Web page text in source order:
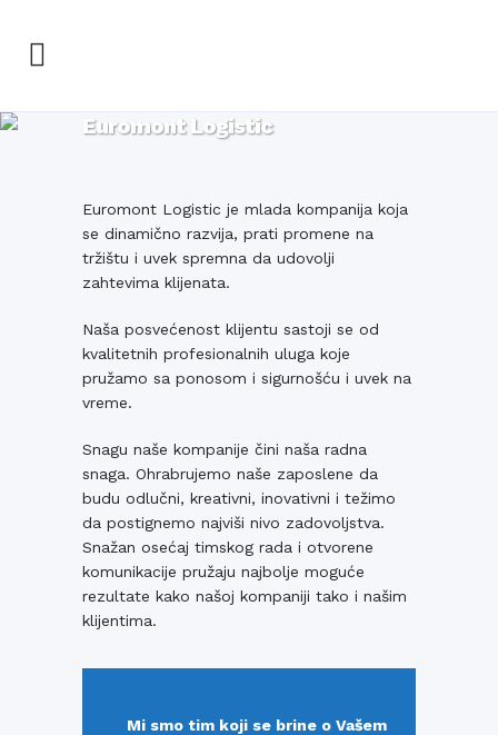
Euromont Logistic
Euromont Logistic je mlada kompanija koja
se dinamično razvija, prati promene na
tržištu i uvek spremna da udovolji
zahtevima klijenata.
Naša posvećenost klijentu sastoji se od
kvalitetnih profesionalnih uluga koje
pružamo sa ponosom i sigurnošću i uvek na
vreme.
Snagu naše kompanije čini naša radna
snaga. Ohrabrujemo naše zaposlene da
budu odlučni, kreativni, inovativni i težimo
da postignemo najviši nivo zadovoljstva.
Snažan osećaj timskog rada i otvorene
komunikacije pružaju najbolje moguće
rezultate kako našoj kompaniji tako i našim
klijentima.
Mi smo tim koji se brine o Vašem